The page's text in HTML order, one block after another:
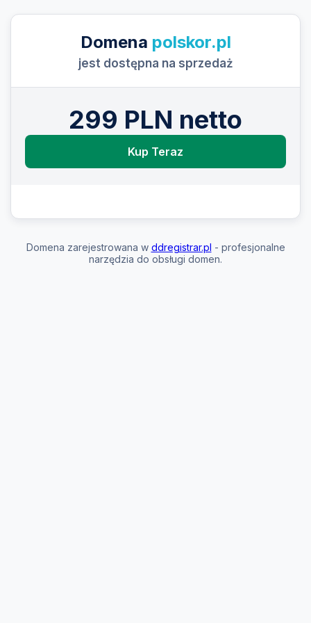
Domena polskor.pl
jest dostępna na sprzedaż
299 PLN netto
Kup Teraz
Domena zarejestrowana w ddregistrar.pl - profesjonalne
narzędzia do obsługi domen.